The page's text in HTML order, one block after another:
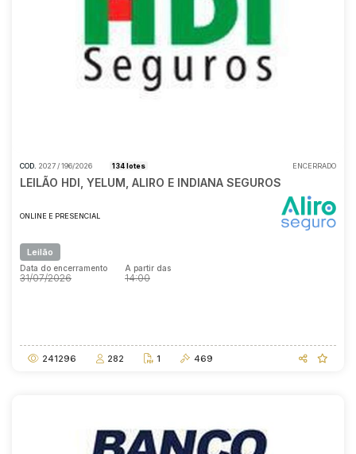
COD. 2027 / 196/2026 134 lotes ENCERRADO
LEILÃO HDI, YELUM, ALIRO E INDIANA SEGUROS
ONLINE E PRESENCIAL
Leilão
Data do encerramento
31/07/2026
A partir das
14:00
241296 282 1 469